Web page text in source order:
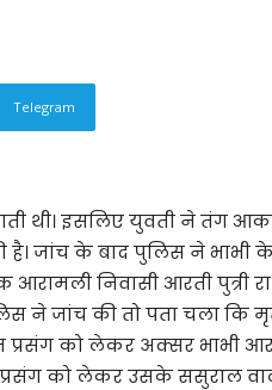
Telegram
थी। इसलिए युवती ने तंग
है। जांच के बाद पुलिस ने भाभी
निवासी आरती पुत्री
ने जांच की तो पता चला कि
प्रसंग को लेकर अक्सर भाभी
प्रसंग को लेकर उसके ससुराल